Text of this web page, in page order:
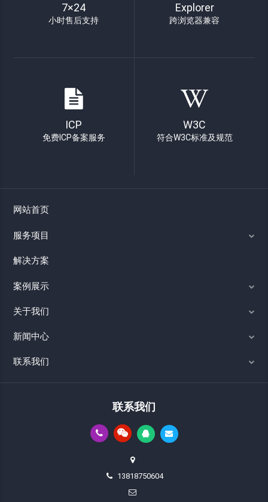
7×24
小时售后支持
Explorer
跨浏览器兼容
ICP
免费ICP备案服务
W3C
符合W3C标准及规范
网站首页
服务项目
解决方案
案例展示
关于我们
新闻中心
联系我们
联系我们
13818750604